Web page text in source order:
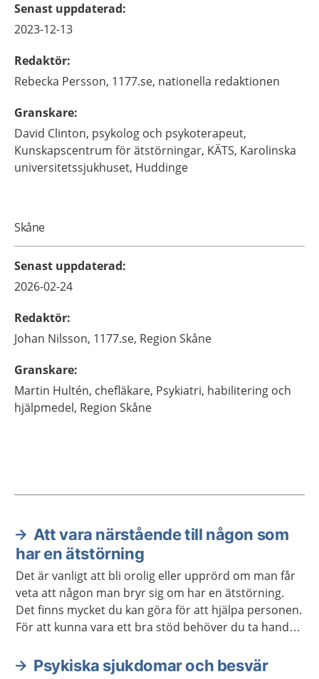
Senast uppdaterad:
2023-12-13
Redaktör:
Rebecka Persson, 1177.se, nationella redaktionen
Granskare:
David Clinton, psykolog och psykoterapeut,
Kunskapscentrum för ätstörningar, KÄTS, Karolinska
universitetssjukhuset, Huddinge
Skåne
Senast uppdaterad:
2026-02-24
Redaktör:
Johan Nilsson, 1177.se, Region Skåne
Granskare:
Martin Hultén, chefläkare, Psykiatri, habilitering och
hjälpmedel, Region Skåne
Aktuella artiklar
Att vara närstående till någon som
har en ätstörning
Det är vanligt att bli orolig eller upprörd om man får
veta att någon man bryr sig om har en ätstörning.
Det finns mycket du kan göra för att hjälpa personen.
För att kunna vara ett bra stöd behöver du ta hand
Psykiska sjukdomar och besvär